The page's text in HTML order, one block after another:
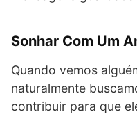
Sonhar Com Um
Quando vemos
naturalmente
contribuir para que